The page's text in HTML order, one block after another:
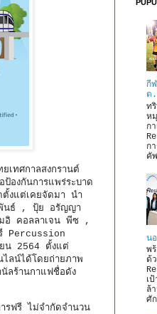
ทศกาลสงกรานต์
องกันการแพร่ระบาด
งแต่เคยจัดมา นำ
นธ์ , ปุ้ย อรัญญา
มอิ คอลลาเจน พีซ ,
Percussion
น 2564 ตั้งแต่
ลน์ได้โดยถ่ายภาพ
ร้านกาแฟชื่อดัง
รฟรี ไม่จำกัดจำนวน
กี
ต.
ท
ห
ก
ก
คั
น
พ
ด้
เ
ล้
ศั